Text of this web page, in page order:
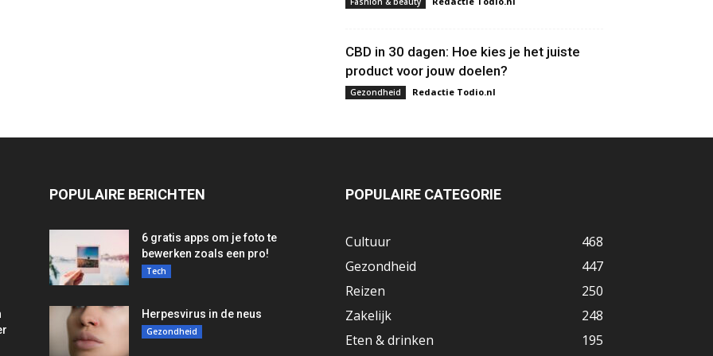
CBD in 30 dagen: Hoe kies je het juiste
product voor jouw doelen?
Gezondheid Redactie Todio.nl
POPULAIRE BERICHTEN
6 gratis apps om je foto te
bewerken zoals een pro!
Tech
Herpesvirus in de neus
Gezondheid
POPULAIRE CATEGORIE
Cultuur
468
Gezondheid
447
Reizen
250
Zakelijk
248
Eten & drinken
195